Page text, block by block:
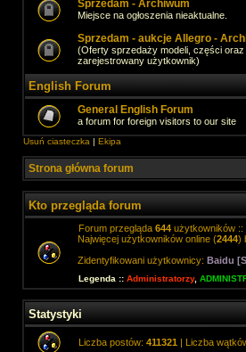
Sprzedam - Archiwum
Miejsce na ogłoszenia nieaktualne.
Sprzedam - aukcje Allegro -
(Oferty sprzedaży modeli, części
zarejestrowany użytkownik)
English Forum
General English Forum
a forum for foreign visitors to our site
Usuń ciasteczka | Ekipa
Strona główna forum
Kto przegląda forum
Forum przegląda 644 użytkowników ::
Najwięcej użytkowników online (2444)
Zidentyfikowani użytkownicy: Baidu
Legenda :: Administratorzy,
Statystyki
Liczba postów: 411321 | Liczba